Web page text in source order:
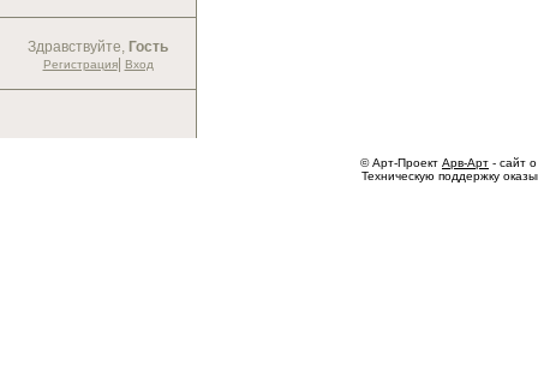
Здравствуйте, Гость
Регистрация| Вход
© Арт-Проект Арв-Арт - сайт
Техническую поддержку